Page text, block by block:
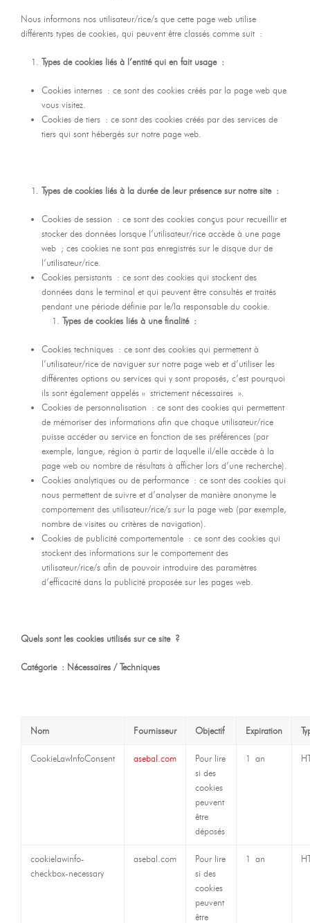
Nous informons nos utilisateur/rice/s que cette page web utilise
différents types de cookies, qui peuvent être classés comme suit :
Types de cookies liés à l’entité qui en fait usage :
Cookies internes : ce sont des cookies créés par la page web que
vous visitez.
Cookies de tiers : ce sont des cookies créés par des services de
tiers qui sont hébergés sur notre page web.
Types de cookies liés à la durée de leur présence sur notre site :
Cookies de session : ce sont des cookies conçus pour recueillir et
stocker des données lorsque l’utilisateur/rice accède à une page
web ; ces cookies ne sont pas enregistrés sur le disque dur de
l’utilisateur/rice.
Cookies persistants : ce sont des cookies qui stockent des
données dans le terminal et qui peuvent être consultés et traités
pendant une période définie par le/la responsable du cookie.
Types de cookies liés à une finalité :
Cookies techniques : ce sont des cookies qui permettent à
l’utilisateur/rice de naviguer sur notre page web et d’utiliser les
différentes options ou services qui y sont proposés, c’est pourquoi
ils sont également appelés « strictement nécessaires ».
Cookies de personnalisation : ce sont des cookies qui permettent
de mémoriser des informations afin que chaque utilisateur/rice
puisse accéder au service en fonction de ses préférences (par
exemple, langue, région à partir de laquelle il/elle accède à la
page web ou nombre de résultats à afficher lors d’une recherche).
Cookies analytiques ou de performance : ce sont des cookies qui
nous permettent de suivre et d’analyser de manière anonyme le
comportement des utilisateur/rice/s sur la page web (par exemple,
nombre de visites ou critères de navigation).
Cookies de publicité comportementale : ce sont des cookies qui
stockent des informations sur le comportement des
utilisateur/rice/s afin de pouvoir introduire des paramètres
d’efficacité dans la publicité proposée sur les pages web.
Quels sont les cookies utilisés sur ce site ?
Catégorie : Nécessaires / Techniques
Nom Fournisseur Objectif Expiration
CookieLawInfoConsent asebal.com
Pour lire
si des
cookies
peuvent
être
déposés
1 an
cookielawinfo-
checkbox-necessary
asebal.com
Pour lire
si des
cookies
peuvent
être
1 an